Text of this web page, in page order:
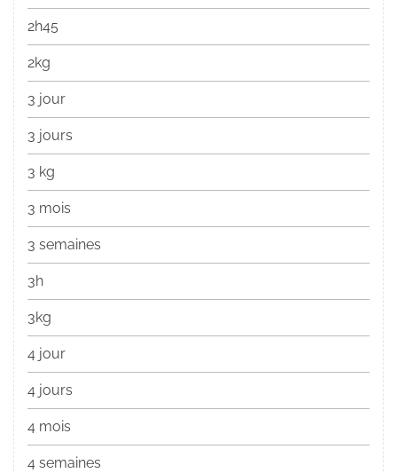
2h45
2kg
3 jour
3 jours
3 kg
3 mois
3 semaines
3h
3kg
4 jour
4 jours
4 mois
4 semaines